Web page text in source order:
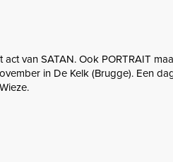
van SATAN. Ook PORTRAIT
in De Kelk (Brugge). Een